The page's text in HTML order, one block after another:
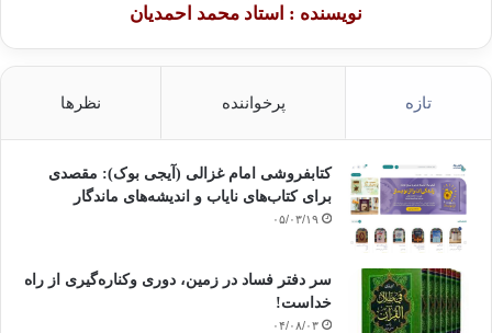
نویسنده : استاد محمد احمدیان
تازه پرخواننده نظرها
کتابفروشی امام غزالی (آیجی بوک): مقصدی
برای کتاب‌های نایاب و اندیشه‌های ماندگار
۰۵/۰۳/۱۹
سر دفتر فساد در زمین‌، دوری وکناره‌گیری از راه
خداست‌!
۰۴/۰۸/۰۳